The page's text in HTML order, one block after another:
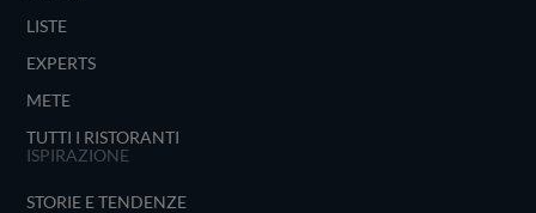
LISTE
EXPERTS
METE
TUTTI I RISTORANTI
ISPIRAZIONE
STORIE E TENDENZE